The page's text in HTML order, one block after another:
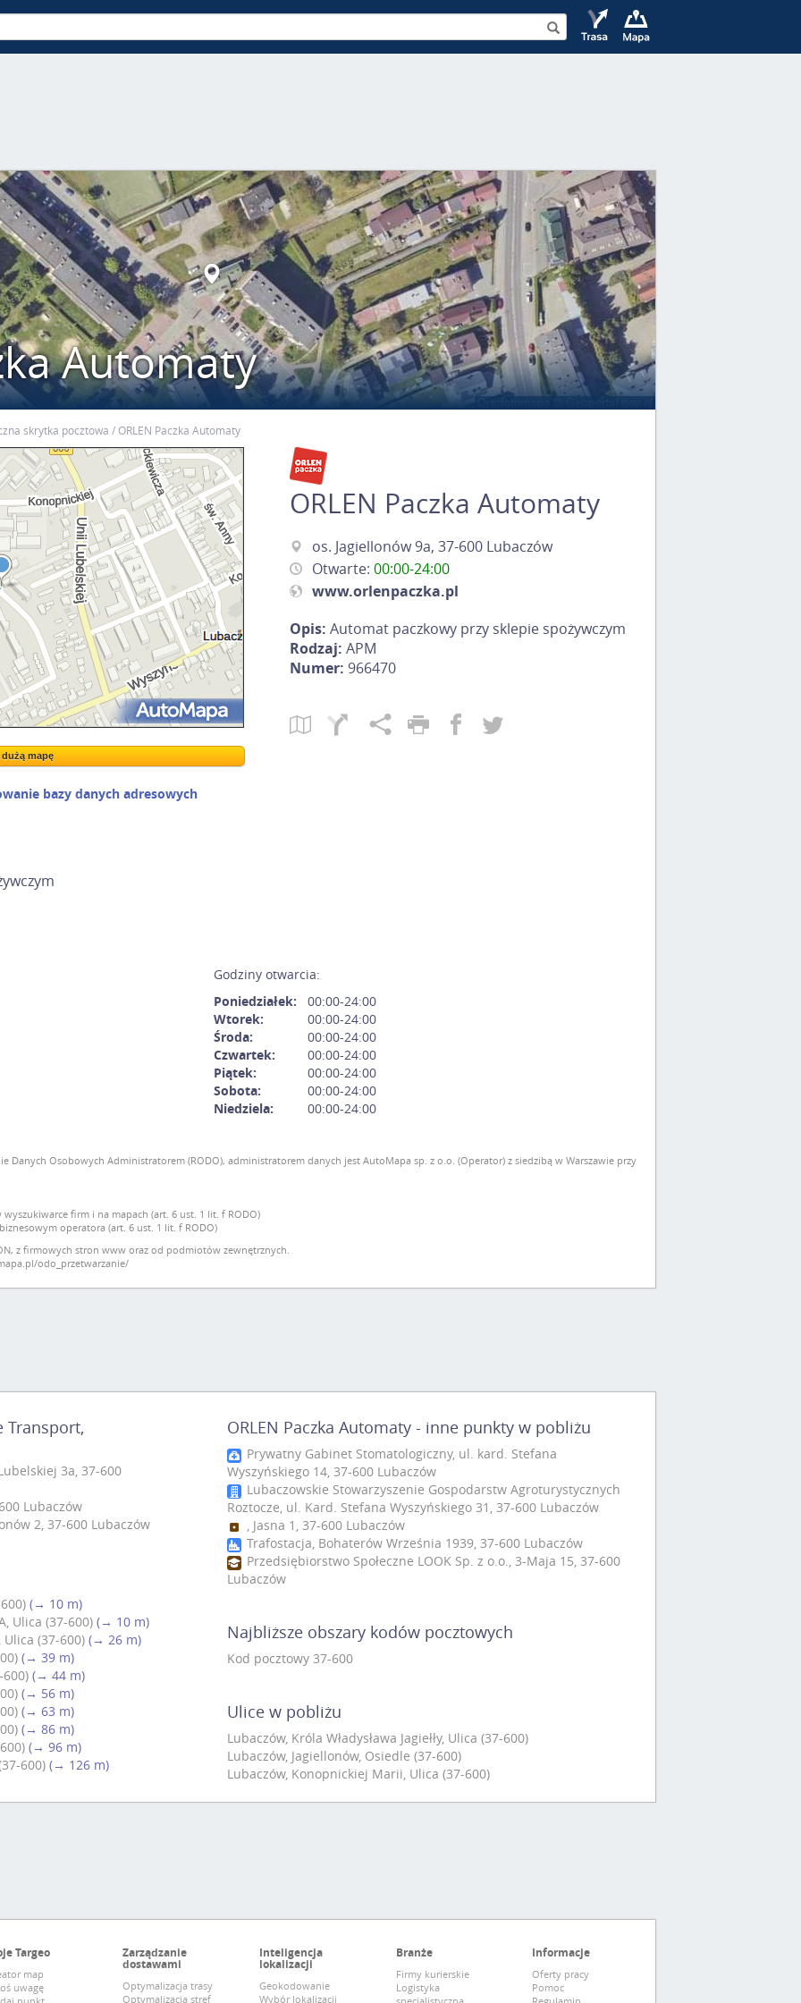
Automaty
skrytka pocztowa ORLEN Paczka Automaty
Kreatorze map Targeo
mapę
mapę
bazy danych adresowych
ORLEN Paczka Automaty
os. Jagiellonów 9a, 37-600 Lubaczów
Otwarte: 00:00-24:00
www.orlenpaczka.pl
Opis: Automat paczkowy przy sklepie spożywczym
Rodzaj: APM
Numer: 966470
Godziny otwarcia:
Poniedziałek:
00:00-24:00
Wtorek:
00:00-24:00
Środa:
00:00-24:00
Czwartek:
00:00-24:00
Piątek:
00:00-24:00
Sobota:
00:00-24:00
Niedziela:
00:00-24:00
Danych Osobowych Administratorem (RODO), administratorem danych jest AutoMapa sp. z o.o. (Operator) z siedzibą w Warszawie przy
firm i na mapach (art. 6 ust. 1 lit. f RODO)
operatora (art. 6 ust. 1 lit. f RODO)
z firmowych stron www oraz od podmiotów zewnętrznych.
odo_przetwarzanie/
Transport,
3a, 37-600
Lubaczów
2, 37-600 Lubaczów
(→ 10 m)
Ulica (37-600) (→ 10 m)
Ulica (37-600) (→ 26 m)
(→ 39 m)
(→ 44 m)
(→ 56 m)
(→ 63 m)
(→ 86 m)
(→ 96 m)
600) (→ 126 m)
ORLEN Paczka Automaty - inne punkty w pobliżu
Prywatny Gabinet Stomatologiczny, ul. kard. Stefana
Wyszyńskiego 14, 37-600 Lubaczów
Lubaczowskie Stowarzyszenie Gospodarstw Agroturystycznych
Roztocze, ul. Kard. Stefana Wyszyńskiego 31, 37-600 Lubaczów
, Jasna 1, 37-600 Lubaczów
Trafostacja, Bohaterów Września 1939, 37-600 Lubaczów
Przedsiębiorstwo Społeczne LOOK Sp. z o.o., 3-Maja 15, 37-600
Lubaczów
Najbliższe obszary kodów pocztowych
Kod pocztowy 37-600
Ulice w pobliżu
Lubaczów, Króla Władysława Jagiełły, Ulica (37-600)
Lubaczów, Jagiellonów, Osiedle (37-600)
Lubaczów, Konopnickiej Marii, Ulica (37-600)
Targeo
map
uwagę
Zarządzanie
dostawami
Optymalizacja trasy
Optymalizacja stref
Inteligencja
lokalizacji
Geokodowanie
Wybór lokalizacji
Branże
Firmy kurierskie
Logistyka
Informacje
Oferty pracy
Pomoc